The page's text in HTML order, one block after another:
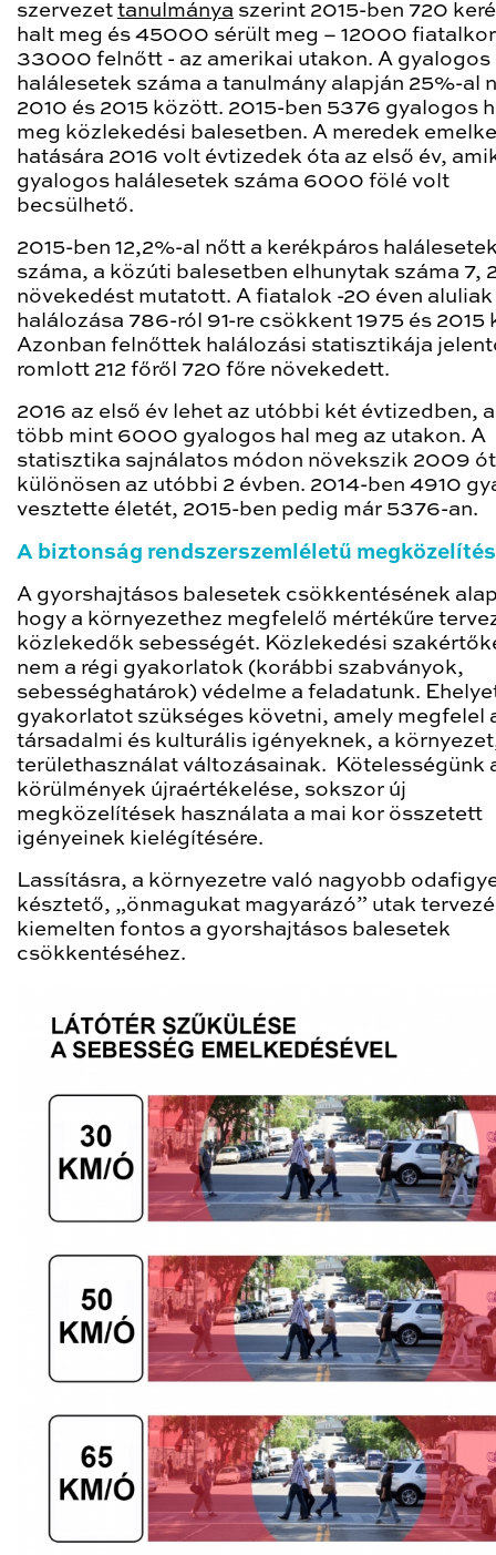
szervezet tanulmánya szerint 2015-ben 720
halt meg és 45000 sérült meg – 12000
33000 felnőtt - az amerikai utakon. A gyalogos
halálesetek száma a tanulmány alapján 25%-al
2010 és 2015 között. 2015-ben 5376 gyalogos
meg közlekedési balesetben. A meredek
hatására 2016 volt évtizedek óta az első év,
gyalogos halálesetek száma 6000 fölé volt
becsülhető.
2015-ben 12,2%-al nőtt a kerékpáros
száma, a közúti balesetben elhunytak száma 7,
növekedést mutatott. A fiatalok -20 éven aluliak
halálozása 786-ról 91-re csökkent 1975 és 2015
Azonban felnőttek halálozási statisztikája
romlott 212 főről 720 főre növekedett.
2016 az első év lehet az utóbbi két évtizedben,
több mint 6000 gyalogos hal meg az utakon. A
statisztika sajnálatos módon növekszik 2009
különösen az utóbbi 2 évben. 2014-ben 4910
vesztette életét, 2015-ben pedig már 5376-an.
A biztonság rendszerszemléletű
A gyorshajtásos balesetek csökkentésének
hogy a környezethez megfelelő mértékűre
közlekedők sebességét. Közlekedési
nem a régi gyakorlatok (korábbi szabványok,
sebességhatárok) védelme a feladatunk.
gyakorlatot szükséges követni, amely megfelel
társadalmi és kulturális igényeknek, a
területhasználat változásainak. Kötelességünk
körülmények újraértékelése, sokszor új
megközelítések használata a mai kor összetett
igényeinek kielégítésére.
Lassításra, a környezetre való nagyobb
késztető, „önmagukat magyarázó” utak
kiemelten fontos a gyorshajtásos balesetek
csökkentéséhez.